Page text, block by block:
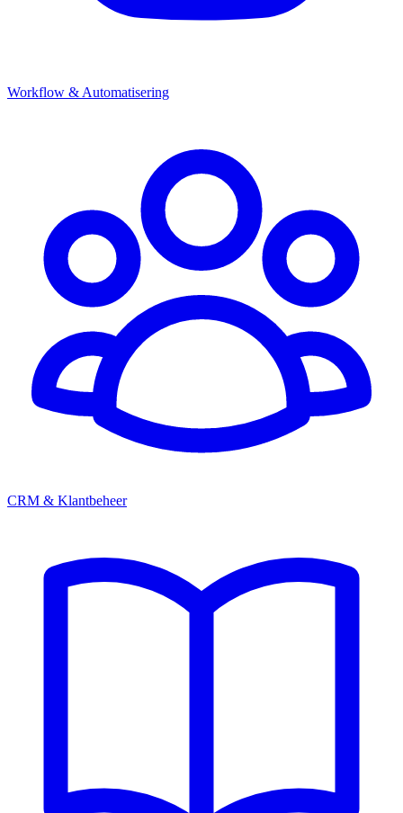
Workflow & Automatisering
CRM & Klantbeheer